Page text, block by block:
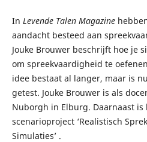
In Levende Talen Magazine
aandacht besteed aan
Jouke Brouwer beschrijft hoe je
om spreekvaardigheid te
idee bestaat al langer, maar is
getest. Jouke Brouwer is als
Nuborgh in Elburg. Daarnaast is
scenarioproject ‘Realistisch
Simulaties’ .